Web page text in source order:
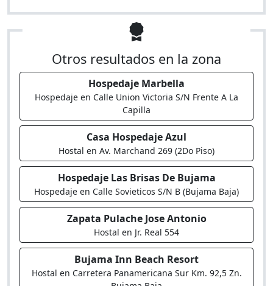
Otros resultados en la zona
Hospedaje Marbella
Hospedaje en Calle Union Victoria S/N Frente A La
Capilla
Casa Hospedaje Azul
Hostal en Av. Marchand 269 (2Do Piso)
Hospedaje Las Brisas De Bujama
Hospedaje en Calle Sovieticos S/N B (Bujama Baja)
Zapata Pulache Jose Antonio
Hostal en Jr. Real 554
Bujama Inn Beach Resort
Hostal en Carretera Panamericana Sur Km. 92,5 Zn.